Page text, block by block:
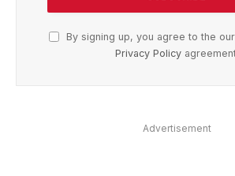
By signing up, you agree to the
Privacy Policy
Advertisement